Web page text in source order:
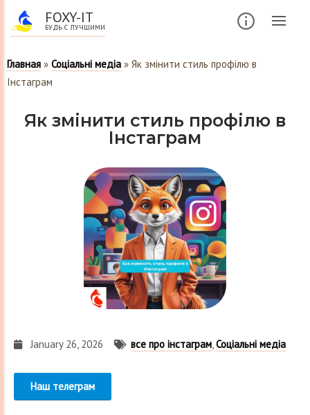
FOXY-IT
БУДЬ С ЛУЧШИМИ
Главная » Соціальні медіа » Як змінити стиль профілю в
Інстаграм
Як змінити стиль профілю в
Інстаграм
January 26, 2026 все про інстаграм,Соціальні медіа
Наш телеграм